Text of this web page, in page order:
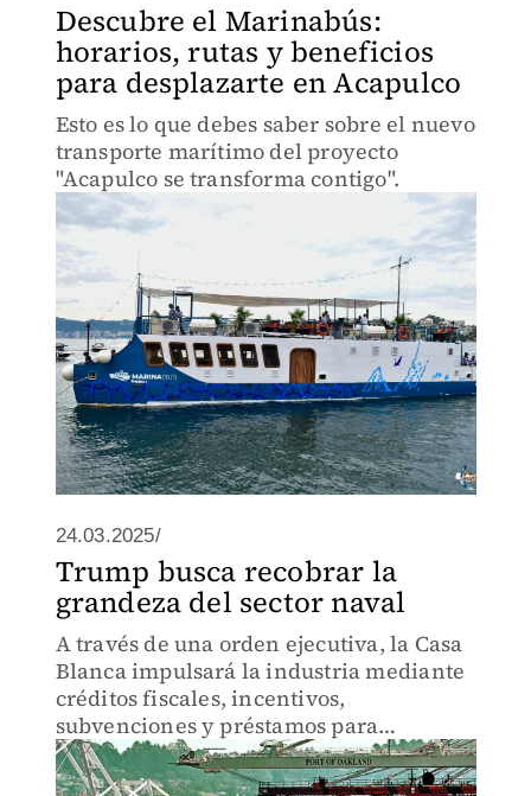
Descubre el Marinabús:
horarios, rutas y beneficios
para desplazarte en Acapulco
Esto es lo que debes saber sobre el nuevo
transporte marítimo del proyecto
"Acapulco se transforma contigo".
24.03.2025/
Trump busca recobrar la
grandeza del sector naval
A través de una orden ejecutiva, la Casa
Blanca impulsará la industria mediante
créditos fiscales, incentivos,
subvenciones y préstamos para
construcción de buques, así como
capacitación para los trabajadores